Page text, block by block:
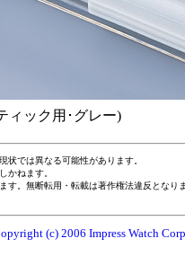
ィック用･グレー)
状では異なる可能性があります。
かねます。
す。無断転用・転載は著作権法違反とな
(c) 2006 Impress Watch